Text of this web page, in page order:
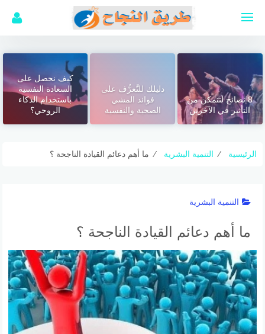
8 نصائح لتتمكن من
التأثير في الآخرين
دليلك للتَّعرُّف على
فوائد المشي
الصحية والنفسية
كيف نحصل على
السعادة النفسية
باستخدام الذكاء
الروحي؟
الرئيسية ⁄ التنمية البشرية ⁄ ما أهم دعائم القيادة الناجحة ؟
التنمية البشرية
ما أهم دعائم القيادة الناجحة ؟